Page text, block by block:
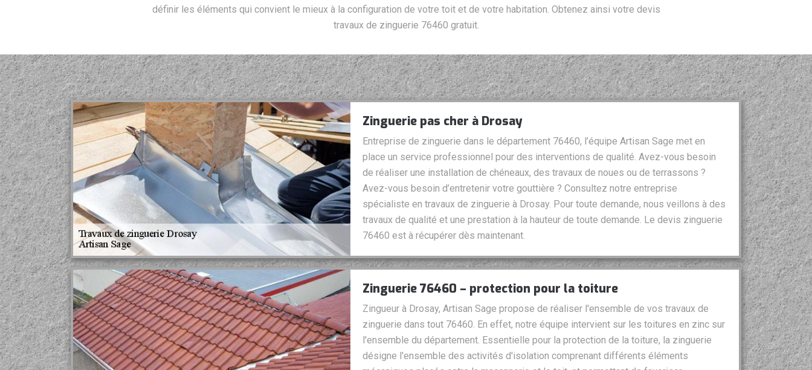
définir les éléments qui convient le mieux à la configuration de votre toit et de votre habitation. Obtenez ainsi votre devis
travaux de zinguerie 76460 gratuit.
Zinguerie pas cher à Drosay
Entreprise de zinguerie dans le département 76460, l’équipe Artisan Sage met en
place un service professionnel pour des interventions de qualité. Avez-vous besoin
de réaliser une installation de chéneaux, des travaux de noues ou de terrassons ?
Avez-vous besoin d’entretenir votre gouttière ? Consultez notre entreprise
spécialiste en travaux de zinguerie à Drosay. Pour toute demande, nous veillons à des
travaux de qualité et une prestation à la hauteur de toute demande. Le devis zinguerie
76460 est à récupérer dès maintenant.
Zinguerie 76460 – protection pour la toiture
Zingueur à Drosay, Artisan Sage propose de réaliser l'ensemble de vos travaux de
zinguerie dans tout 76460. En effet, notre équipe intervient sur les toitures en zinc sur
l'ensemble du département. Essentielle pour la protection de la toiture, la zinguerie
désigne l'ensemble des activités d'isolation comprenant différents éléments